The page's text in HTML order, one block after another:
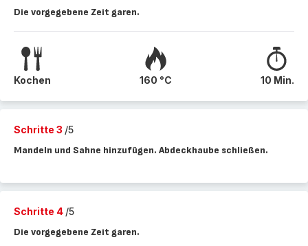
Die vorgegebene Zeit garen.
Kochen 160 °C 10 Min.
Schritte 3 /5
Mandeln und Sahne hinzufügen. Abdeckhaube schließen.
Schritte 4 /5
Die vorgegebene Zeit garen.